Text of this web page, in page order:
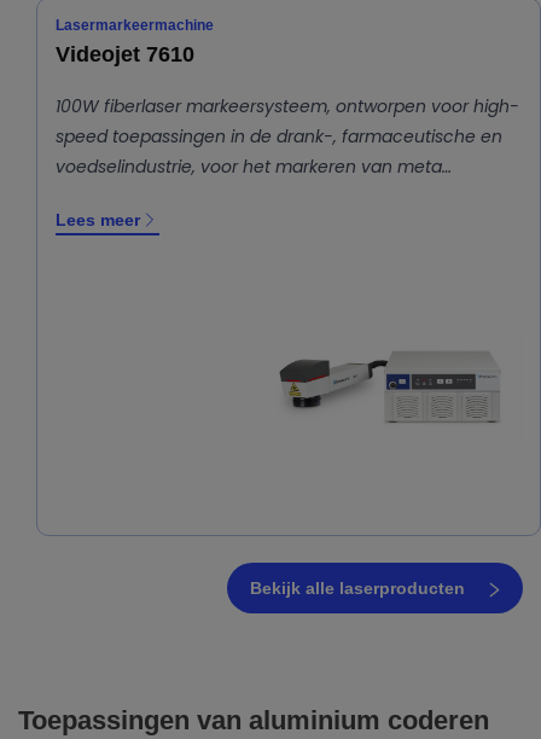
Lasermarkeermachine
Videojet 7610
100W fiberlaser markeersysteem, ontworpen voor high-
speed toepassingen in de drank-, farmaceutische en
voedselindustrie, voor het markeren van meta…
Lees meer
Bekijk alle laserproducten
Toepassingen van aluminium coderen